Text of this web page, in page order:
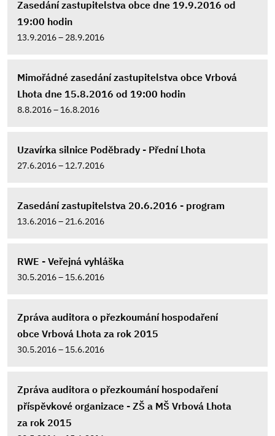
Zasedání zastupitelstva obce dne 19.9.2016 od
19:00 hodin
13.9.2016 – 28.9.2016
Mimořádné zasedání zastupitelstva obce Vrbová
Lhota dne 15.8.2016 od 19:00 hodin
8.8.2016 – 16.8.2016
Uzavírka silnice Poděbrady - Přední Lhota
27.6.2016 – 12.7.2016
Zasedání zastupitelstva 20.6.2016 - program
13.6.2016 – 21.6.2016
RWE - Veřejná vyhláška
30.5.2016 – 15.6.2016
Zpráva auditora o přezkoumání hospodaření
obce Vrbová Lhota za rok 2015
30.5.2016 – 15.6.2016
Zpráva auditora o přezkoumání hospodaření
příspěvkové organizace - ZŠ a MŠ Vrbová Lhota
za rok 2015